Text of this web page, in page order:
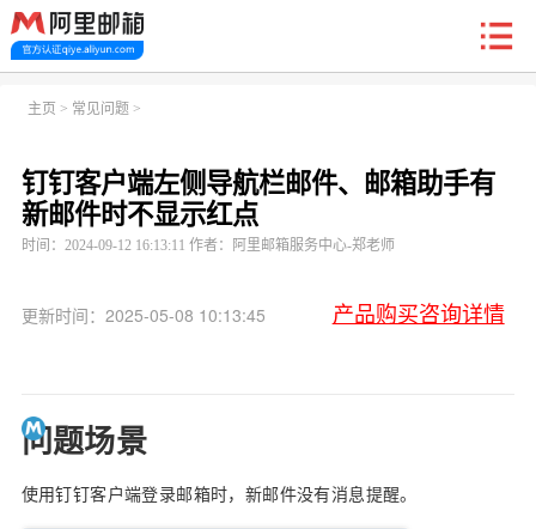
首页 阿里企业邮箱 信创邮 收费标准 功能
主页 > 常见问题 >
钉钉客户端左侧导航栏邮件、邮箱助手有
新邮件时不显示红点
时间：2024-09-12 16:13:11 作者：阿里邮箱服务中心-郑老师
更新时间：2025-05-08 10:13:45 产品购买咨询详情
问题场景
使用钉钉客户端登录邮箱时，新邮件没有消息提醒。